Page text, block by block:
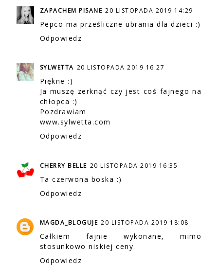
ZAPACHEM PISANE 20 LISTOPADA 2019 14:29
Pepco ma prześliczne ubrania dla dzieci :)
Odpowiedz
SYLWETTA 20 LISTOPADA 2019 16:27
Piękne :)
Ja muszę zerknąć czy jest coś fajnego na
chłopca :)
Pozdrawiam
www.sylwetta.com
Odpowiedz
CHERRY BELLE 20 LISTOPADA 2019 16:35
Ta czerwona boska :)
Odpowiedz
MAGDA_BLOGUJE 20 LISTOPADA 2019 18:08
Całkiem fajnie wykonane, mimo
stosunkowo niskiej ceny.
Odpowiedz